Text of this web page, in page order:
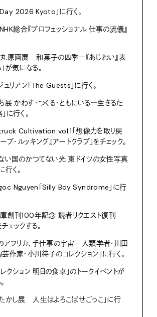
2026 Kyoto」に行く。
総合『プロフェッショナル 仕事の流儀』
丸原画展 和菓子の四季―『あじわい』表
が気になる。
ュリアン「The Guests」に行く。
展 かわす・つくる・ともにいる―生きるた
に行く。
Cultivation vol.1「想像力を取り戻
ープ・ルッキング』アートクラブ」をチェック。
ない国のかつてない光 東ドイツの女性写真
行く。
Nguyen「Silly Boy Syndrome」に行
庫創刊100年記念 読者リクエスト復刊
ェックする。
アフリカ、手仕事の宇宙―人類学者・川田
作家・小川待子のコレクション」に行く。
レクション 明日の食卓」のトークイベントが
かし展 人生はよろこばせごっこ」に行